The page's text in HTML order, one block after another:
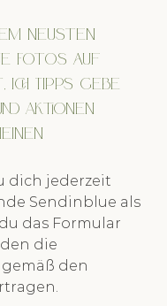
neusten
Fotos auf
ich Tipps gebe
Aktionen
dich jederzeit
Sendinblue als
das Formular
die
den